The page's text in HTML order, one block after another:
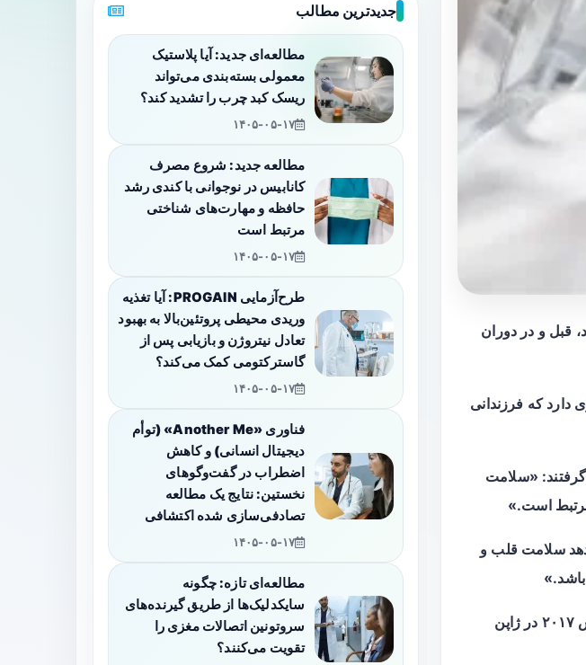
قبل و در دوران
دارد که فرزندانی
گرفتند: «سلامت
سلامت قلب و
برای این مطالعه، محققان داده‌های بیش از ۸۰۰۰ مادری را که بین ژوئیه ۲۰۱۳ تا مارس ۲۰۱۷ در ژاپن
جدیدترین مطالب
مطالعه‌ای جدید: آیا پلاستیک
معمولی بسته‌بندی می‌تواند
ریسک کبد چرب را تشدید کند؟
۱۴۰۵-۰۵-۱۷
مطالعه جدید: شروع مصرف
کانابیس در نوجوانی با کندی رشد
حافظه و مهارت‌های شناختی
مرتبط است
۱۴۰۵-۰۵-۱۷
طرح‌آزمایی PROGAIN: آیا تغذیه
وریدی محیطی پروتئین‌بالا به بهبود
تعادل نیتروژن و بازیابی پس از
گاسترکتومی کمک می‌کند؟
۱۴۰۵-۰۵-۱۷
فناوری «Another Me» (توأم
دیجیتال انسانی) و کاهش
اضطراب در گفت‌وگوهای
نخستین: نتایج یک مطالعه
تصادفی‌سازی شده اکتشافی
۱۴۰۵-۰۵-۱۷
مطالعه‌ای تازه: چگونه
سایکدلیک‌ها از طریق گیرنده‌های
سروتونین اتصالات مغزی را
تقویت می‌کنند؟